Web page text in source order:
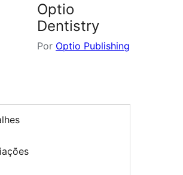
Optio
Dentistry
Por Optio Publishing